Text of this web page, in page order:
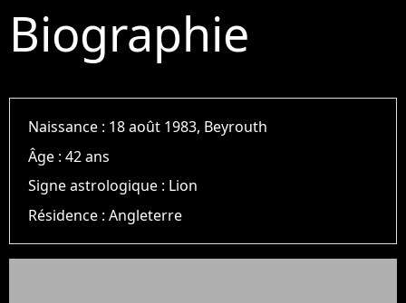
Biographie
Naissance : 18 août 1983, Beyrouth
Âge :42 ans
Signe astrologique : Lion
Résidence :Angleterre